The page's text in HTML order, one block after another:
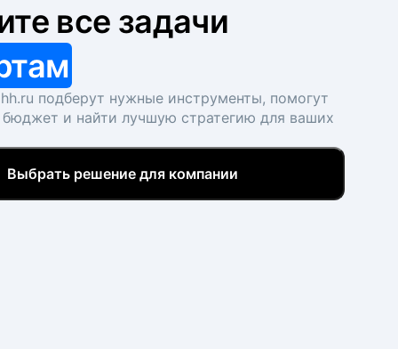
все задачи
подберут нужные инструменты, помогут
бюджет и найти лучшую стратегию для ваших
Выбрать решение для компании